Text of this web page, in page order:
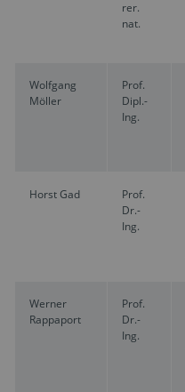
rer.
nat.
Wolfgang
Möller
Prof.
Dipl.-
Ing.
Horst Gad
Prof.
Dr.-
Ing.
Werner
Rappaport
Prof.
Dr.-
Ing.